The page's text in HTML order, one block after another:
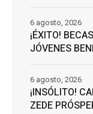
¡ÉXITO!
JÓVENES
6 agosto, 2026
¡INSÓLITO!
ZEDE
6 agosto, 2026